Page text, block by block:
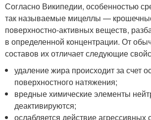
Согласно Википедии, особенностью
так называемые мицеллы —
поверхностно-активных веществ,
в определенной концентрации. От
составов их отличает следующие
удаление жира происходит за счет
поверхностного натяжения;
вредные химические элементы
деактивируются;
ослабляется действие агрессивных